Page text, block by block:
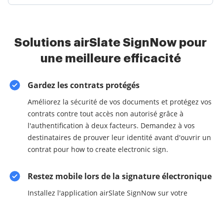
Solutions airSlate SignNow pour
une meilleure efficacité
Gardez les contrats protégés
Améliorez la sécurité de vos documents et protégez vos
contrats contre tout accès non autorisé grâce à
l'authentification à deux facteurs. Demandez à vos
destinataires de prouver leur identité avant d'ouvrir un
contrat pour how to create electronic sign.
Restez mobile lors de la signature électronique
Installez l'application airSlate SignNow sur votre